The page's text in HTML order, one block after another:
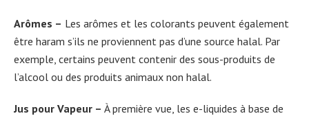
Arômes – Les arômes et les colorants peuvent également
être haram s’ils ne proviennent pas d’une source halal. Par
exemple, certains peuvent contenir des sous-produits de
l’alcool ou des produits animaux non halal.
Jus pour Vapeur – À première vue, les e-liquides à base de